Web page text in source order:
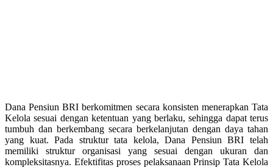
Dana Pensiun BRI berkomitmen secara konsisten menerapkan Tata
Kelola sesuai dengan ketentuan yang berlaku, sehingga dapat terus
tumbuh dan berkembang secara berkelanjutan dengan daya tahan
yang kuat. Pada struktur tata kelola, Dana Pensiun BRI telah
memiliki struktur organisasi yang sesuai dengan ukuran dan
kompleksitasnya. Efektifitas proses pelaksanaan Prinsip Tata Kelola